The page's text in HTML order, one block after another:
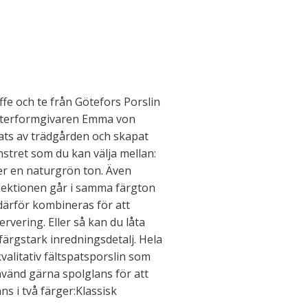
och te från Götefors Porslin
Emma von
av trädgården och skapat
som du kan välja mellan:
en naturgrön ton. Även
går i samma färgton
kombineras för att
Eller så kan du låta
inredningsdetalj. Hela
fältspatsporslin som
gärna spolglans för att
i två färger:Klassisk